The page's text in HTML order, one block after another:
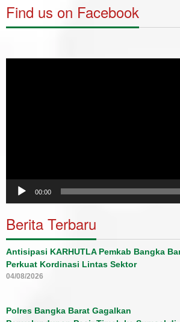
Find us on Facebook
00:00
Berita Terbaru
Antisipasi KARHUTLA Pemkab Bangka
Perkuat Kordinasi Lintas Sektor
04/08/2026
Polres Bangka Barat Gagalkan